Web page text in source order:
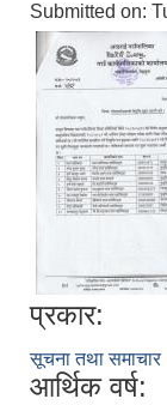
Submitted on:
प्रकार:
सूचना तथा समाचार
आर्थिक वर्ष: